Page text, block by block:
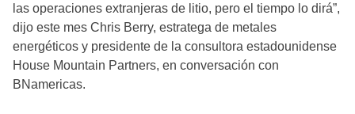
las operaciones extranjeras de litio, pero el tiempo lo dirá”,
dijo este mes Chris Berry, estratega de metales
energéticos y presidente de la consultora estadounidense
House Mountain Partners, en conversación con
BNamericas.